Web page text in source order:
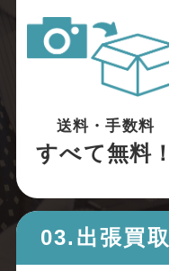
送料・手数料
すべて無料！
03.出張買取